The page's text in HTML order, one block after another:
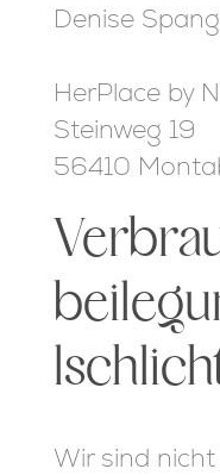
Denise
HerPlace by
Steinweg 19
56410
Wir sind